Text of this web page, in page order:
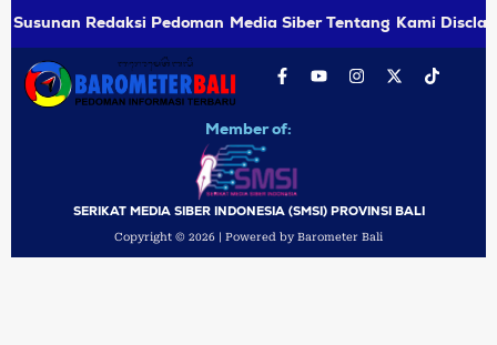
Susunan Redaksi Pedoman Media Siber Tentang Kami
Member of:
SERIKAT MEDIA SIBER INDONESIA (SMSI) PROVINSI BALI
Copyright © 2026 | Powered by Barometer Bali